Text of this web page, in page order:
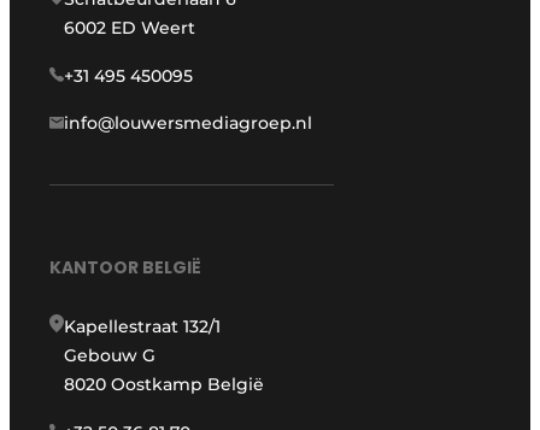
6002 ED Weert
+31 495 450095
info@louwersmediagroep.nl
KANTOOR BELGIË
Kapellestraat 132/1
Gebouw G
8020 Oostkamp België